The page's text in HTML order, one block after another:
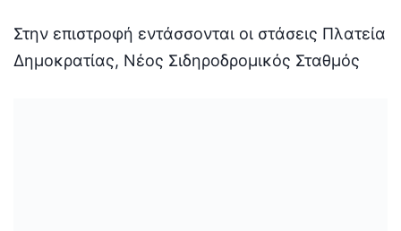
Στην επιστροφή εντάσσονται οι στάσεις Πλατεία
Δημοκρατίας, Νέος Σιδηροδρομικός Σταθμός